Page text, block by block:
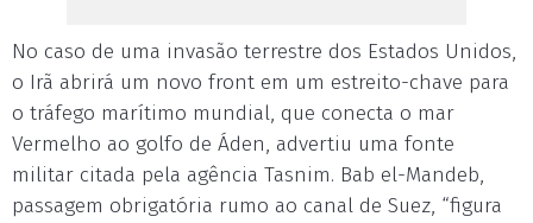
No caso de uma invasão terrestre dos Estados Unidos,
o Irã abrirá um novo front em um estreito-chave para
o tráfego marítimo mundial, que conecta o mar
Vermelho ao golfo de Áden, advertiu uma fonte
militar citada pela agência Tasnim. Bab el-Mandeb,
passagem obrigatória rumo ao canal de Suez, “figura